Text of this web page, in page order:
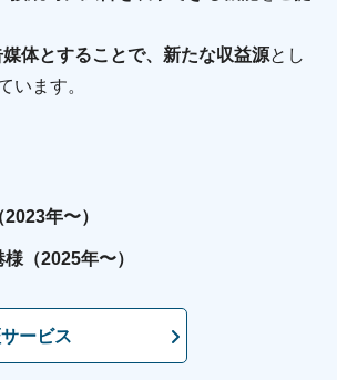
体とすることで、新たな収益源とし
います。
年〜）
（2025年〜）
ービス